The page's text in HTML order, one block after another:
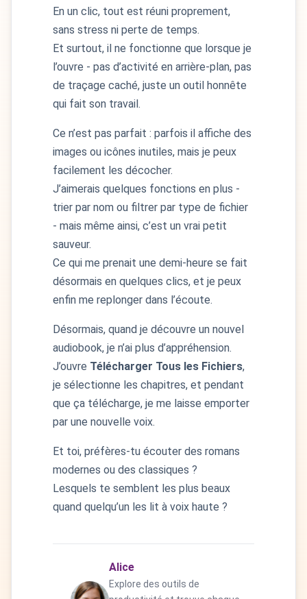
En un clic, tout est réuni proprement,
sans stress ni perte de temps.
Et surtout, il ne fonctionne que lorsque je
l’ouvre - pas d’activité en arrière-plan, pas
de traçage caché, juste un outil honnête
qui fait son travail.
Ce n’est pas parfait : parfois il affiche des
images ou icônes inutiles, mais je peux
facilement les décocher.
J’aimerais quelques fonctions en plus -
trier par nom ou filtrer par type de fichier
- mais même ainsi, c’est un vrai petit
sauveur.
Ce qui me prenait une demi-heure se fait
désormais en quelques clics, et je peux
enfin me replonger dans l’écoute.
Désormais, quand je découvre un nouvel
audiobook, je n’ai plus d’appréhension.
J’ouvre Télécharger Tous les Fichiers,
je sélectionne les chapitres, et pendant
que ça télécharge, je me laisse emporter
par une nouvelle voix.
Et toi, préfères-tu écouter des romans
modernes ou des classiques ?
Lesquels te semblent les plus beaux
quand quelqu’un les lit à voix haute ?
Alice
Explore des outils de